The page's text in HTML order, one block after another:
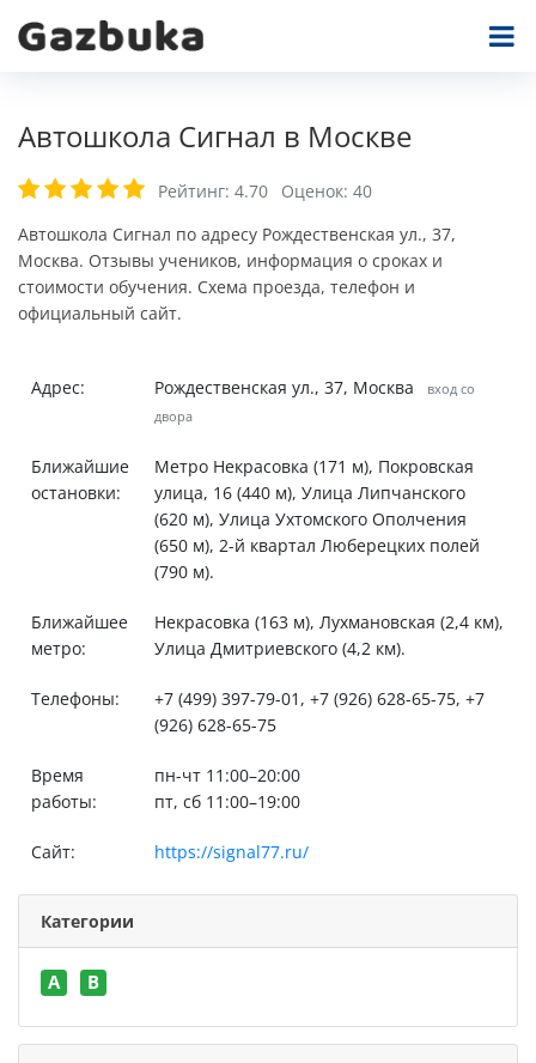
Автошкола Сигнал в Москве
Рейтинг: 4.70 Оценок: 40
Автошкола Сигнал по адресу Рождественская ул., 37,
Москва. Отзывы учеников, информация о сроках и
стоимости обучения. Схема проезда, телефон и
официальный сайт.
Адрес: Рождественская ул., 37, Москва
вход со
двора
Ближайшие
остановки:
Метро Некрасовка (171 м), Покровская
улица, 16 (440 м), Улица Липчанского
(620 м), Улица Ухтомского Ополчения
(650 м), 2-й квартал Люберецких полей
(790 м).
Ближайшее
метро:
Некрасовка (163 м), Лухмановская (2,4 км),
Улица Дмитриевского (4,2 км).
Телефоны:
+7 (499) 397-79-01, +7 (926) 628-65-75, +7
(926) 628-65-75
Время
работы:
пн-чт 11:00–20:00
пт, сб 11:00–19:00
Сайт: https://signal77.ru/
Категории
A B